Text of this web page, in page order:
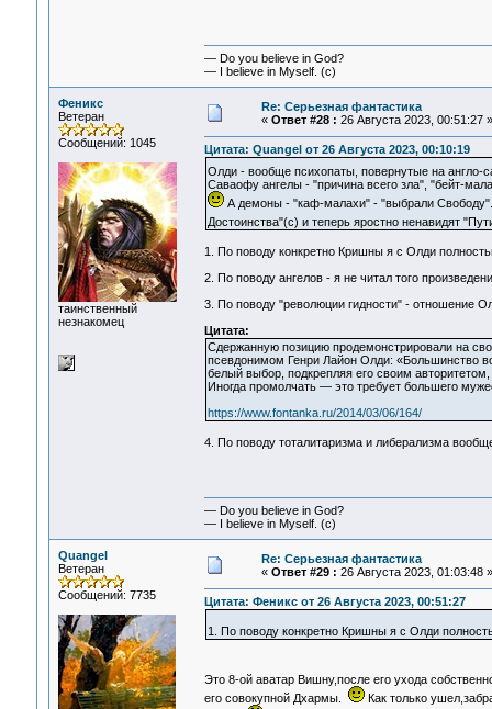
— Do you believe in God?
— I believe in Myself. (c)
Феникс
Ветеран
Сообщений: 1045
таинственный
незнакомец
Re: Серьезная фантастика
« Ответ #28 : 26 Августа 2023, 00:51:27 »
Цитата: Quangel от 26 Августа 2023, 00:10:19
Олди - вообще психопаты, повернутые на англо-
Саваофу ангелы - "причина всего зла", "бейт-
А демоны - "каф-малахи" - "выбрали
Достоинства"(с) и теперь яростно ненавидят
1. По поводу конкретно Кришны я с Олди
2. По поводу ангелов - я не читал того
3. По поводу "революции гидности" - отношение
Цитата:
Сдержанную позицию продемонстрировали на
псевдонимом Генри Лайон Олди: «Большинство
белый выбор, подкрепляя его своим
Иногда промолчать — это требует большего
https://www.fontanka.ru/2014/03/06/164/
4. По поводу тоталитаризма и либерализма
— Do you believe in God?
— I believe in Myself. (c)
Quangel
Ветеран
Сообщений: 7735
Re: Серьезная фантастика
« Ответ #29 : 26 Августа 2023, 01:03:48 »
Цитата: Феникс от 26 Августа 2023, 00:51:27
1. По поводу конкретно Кришны я с Олди
Это 8-ой аватар Вишну,после его ухода
его совокупной Дхармы.
Как только